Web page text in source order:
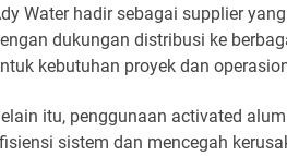
Water hadir sebagai supplier
dukungan distribusi ke
kebutuhan proyek dan
itu, penggunaan activated
sistem dan mencegah